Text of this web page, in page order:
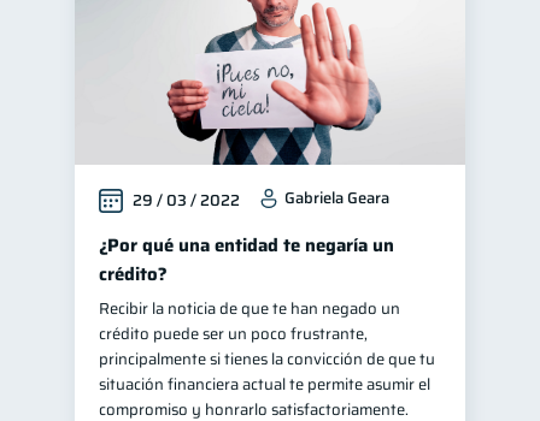
29 / 03 / 2022 Gabriela Geara
¿Por qué una entidad te negaría un
crédito?
Recibir la noticia de que te han negado un
crédito puede ser un poco frustrante,
principalmente si tienes la convicción de que tu
situación financiera actual te permite asumir el
compromiso y honrarlo satisfactoriamente.